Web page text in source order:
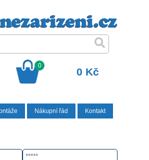
0
0 Kč
Nákupní řád Kontakt